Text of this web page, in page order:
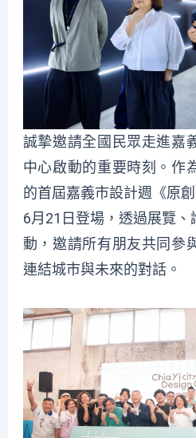
誠摯邀請全國民眾走進嘉
中心啟動的重要時刻。作
的首屆嘉義市設計週《原
6月21日登場，透過展覽
動，邀請所有朋友共同參
連結城市與未來的對話。